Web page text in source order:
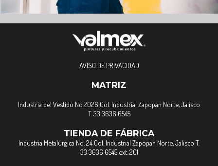
AVISO DE PRIVACIDAD
MATRIZ
Industria del Vestido No.2026 Col. Industrial Zapopan Norte, Jalisco
T. 33 3636 6545
TIENDA DE FÁBRICA
Industria Metalúrgica No. 24 Col. Industrial Zapopan Norte, Jalisco T.
33 3636 6545 ext. 201